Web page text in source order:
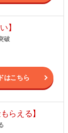
】
破
はこちら
らえる】